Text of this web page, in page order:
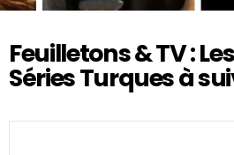
Feuilletons & TV :
Séries Turques à